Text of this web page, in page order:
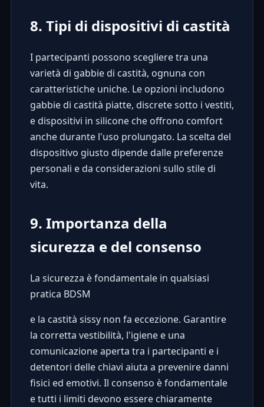
8. Tipi di dispositivi di castità
I partecipanti possono scegliere tra una
varietà di gabbie di castità, ognuna con
caratteristiche uniche. Le opzioni includono
gabbie di castità piatte, discrete sotto i vestiti,
e dispositivi in silicone che offrono comfort
anche durante l'uso prolungato. La scelta del
dispositivo giusto dipende dalle preferenze
personali e da considerazioni sullo stile di
vita.
9. Importanza della
sicurezza e del consenso
La sicurezza è fondamentale in qualsiasi
pratica BDSM
e la castità sissy non fa eccezione. Garantire
la corretta vestibilità, l'igiene e una
comunicazione aperta tra i partecipanti e i
detentori delle chiavi aiuta a prevenire danni
fisici ed emotivi. Il consenso è fondamentale
e tutti i limiti devono essere chiaramente